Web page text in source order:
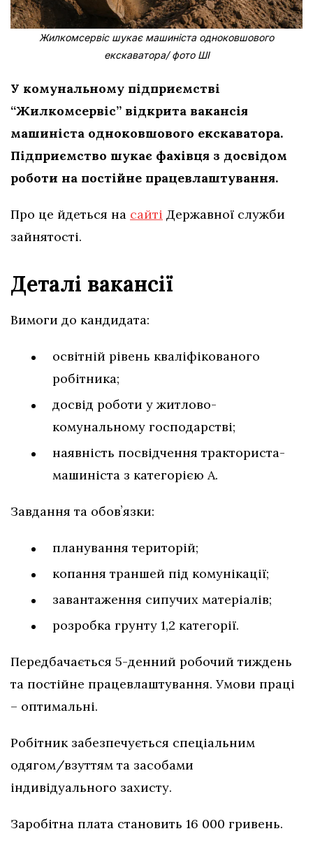
Жилкомсервіс шукає машиніста одноковшового
екскаватора/ фото ШІ
У комунальному підприємстві
“Жилкомсервіс” відкрита вакансія
машиніста одноковшового екскаватора.
Підприємство шукає фахівця з досвідом
роботи на постійне працевлаштування.
Про це йдеться на сайті Державної служби
зайнятості.
Деталі вакансії
Вимоги до кандидата:
освітній рівень кваліфікованого
робітника;
досвід роботи у житлово-
комунальному господарстві;
наявність посвідчення тракториста-
машиніста з категорією А.
Завдання та обовʼязки:
планування територій;
копання траншей під комунікації;
завантаження сипучих матеріалів;
розробка грунту 1,2 категорії.
Передбачається 5-денний робочий тиждень
та постійне працевлаштування. Умови праці
– оптимальні.
Робітник забезпечується спеціальним
одягом/взуттям та засобами
індивідуального захисту.
Заробітна плата становить 16 000 гривень.